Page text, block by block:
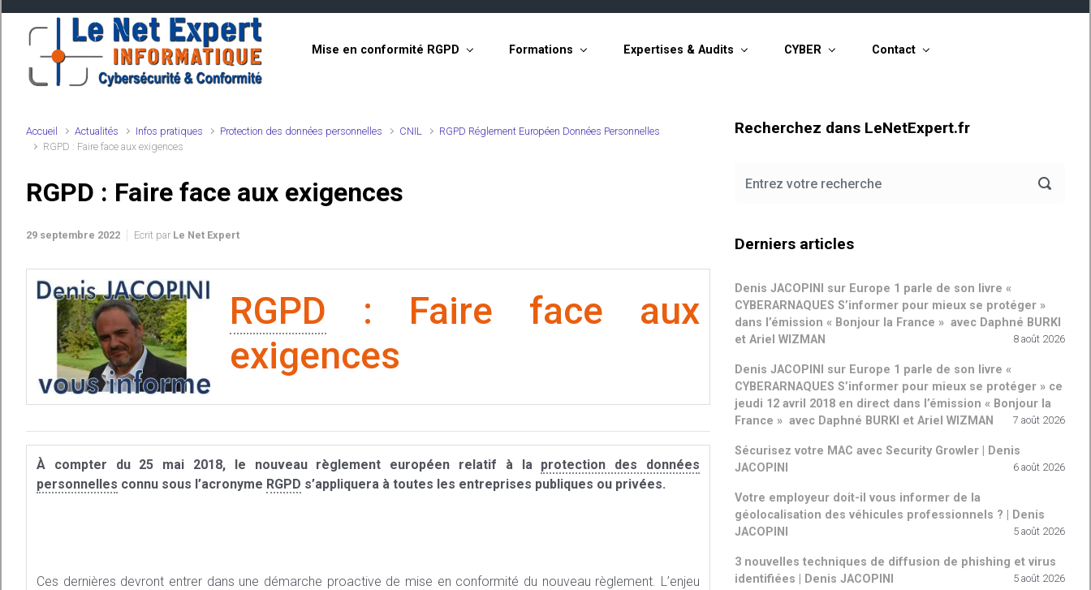
Skip to main content
Mise en conformité RGPD Formations Expertises & Audits CYBER Contact
Accueil Actualités Infos pratiques Protection des données personnelles CNIL
RGPD Réglement Européen Données Personnelles
RGPD : Faire face aux exigences
RGPD : Faire face aux exigences
29 septembre 2022 Ecrit par Le Net Expert
RGPD : Faire face aux
exigences
À compter du 25 mai 2018, le nouveau règlement européen relatif à la protection des données
personnelles connu sous l’acronyme RGPD s’appliquera à toutes les entreprises publiques ou privées.
Ces dernières devront entrer dans une démarche proactive de mise en conformité du nouveau règlement. L’enjeu
Recherchez dans LeNetExpert.fr
Derniers articles
Denis JACOPINI sur Europe 1 parle de son livre «
CYBERARNAQUES S’informer pour mieux se protéger »
dans l’émission « Bonjour la France » avec Daphné BURKI
et Ariel WIZMAN
8 août 2026
Denis JACOPINI sur Europe 1 parle de son livre «
CYBERARNAQUES S’informer pour mieux se protéger » ce
jeudi 12 avril 2018 en direct dans l’émission « Bonjour la
France » avec Daphné BURKI et Ariel WIZMAN
7 août 2026
Sécurisez votre MAC avec Security Growler | Denis
JACOPINI
6 août 2026
Votre employeur doit-il vous informer de la
géolocalisation des véhicules professionnels ? | Denis
JACOPINI
5 août 2026
3 nouvelles techniques de diffusion de phishing et virus
identifiées | Denis JACOPINI
5 août 2026